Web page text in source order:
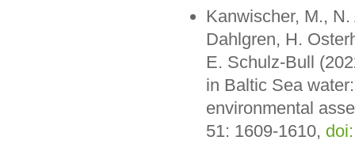
Kanwischer, M.,
Dahlgren, H.
E. Schulz-Bull
in Baltic Sea
environmental
51: 1609-1610,